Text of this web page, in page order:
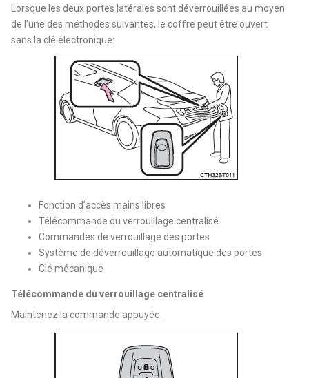
Lorsque les deux portes latérales sont déverrouillées au moyen
de l'une des méthodes suivantes, le coffre peut être ouvert
sans la clé électronique:
Fonction d'accès mains libres
Télécommande du verrouillage centralisé
Commandes de verrouillage des portes
Système de déverrouillage automatique des portes
Clé mécanique
Télécommande du verrouillage centralisé
Maintenez la commande appuyée.